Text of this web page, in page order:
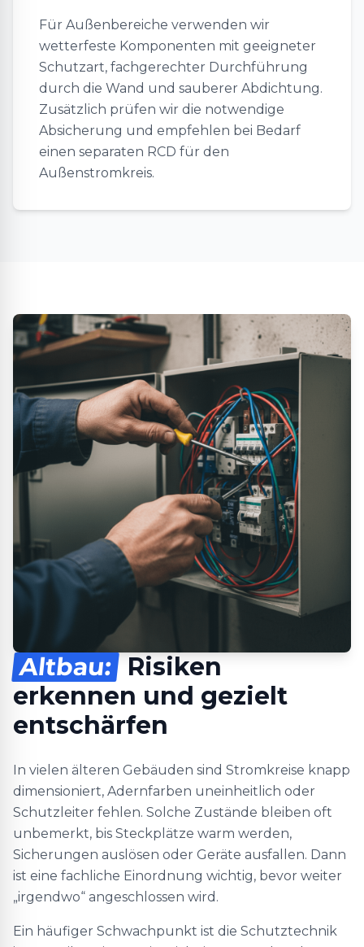
Für Außenbereiche verwenden wir
wetterfeste Komponenten mit geeigneter
Schutzart, fachgerechter Durchführung
durch die Wand und sauberer Abdichtung.
Zusätzlich prüfen wir die notwendige
Absicherung und empfehlen bei Bedarf
einen separaten RCD für den
Außenstromkreis.
Altbau: Risiken
erkennen und gezielt
entschärfen
In vielen älteren Gebäuden sind Stromkreise knapp
dimensioniert, Adernfarben uneinheitlich oder
Schutzleiter fehlen. Solche Zustände bleiben oft
unbemerkt, bis Steckplätze warm werden,
Sicherungen auslösen oder Geräte ausfallen. Dann
ist eine fachliche Einordnung wichtig, bevor weiter
„irgendwo“ angeschlossen wird.
Ein häufiger Schwachpunkt ist die Schutztechnik